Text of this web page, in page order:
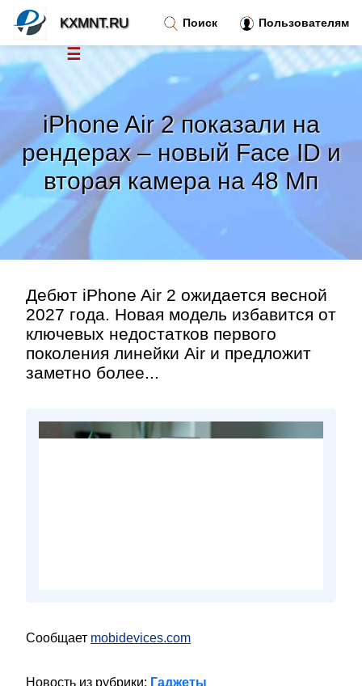
iPhone Air 2 показали на
рендерах – новый Face ID и
вторая камера на 48 Мп
Дебют iPhone Air 2 ожидается весной
2027 года. Новая модель избавится от
ключевых недостатков первого
поколения линейки Air и предложит
заметно более...
Сообщает mobidevices.com
Новость из рубрики: Гаджеты
Поиск Пользователям
KXMNT.RU
☰
Новости
Тренды новостей»
Рубрики»
Правила »